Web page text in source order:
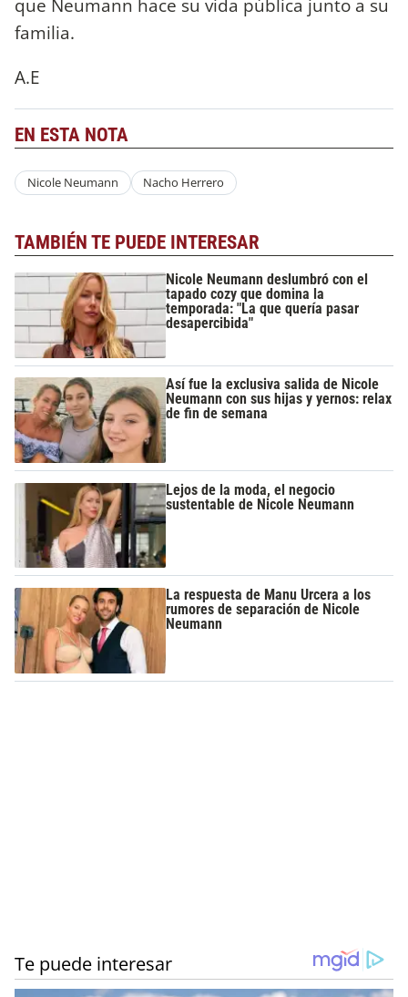
familia.
A.E
EN ESTA NOTA
Nicole Neumann Nacho Herrero
TAMBIÉN TE PUEDE INTERESAR
Nicole Neumann deslumbró con el
tapado cozy que domina la
temporada: "La que quería pasar
desapercibida"
Así fue la exclusiva salida de Nicole
Neumann con sus hijas y yernos: relax
de fin de semana
Lejos de la moda, el negocio
sustentable de Nicole Neumann
La respuesta de Manu Urcera a los
rumores de separación de Nicole
Neumann